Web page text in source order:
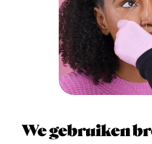
We gebruiken